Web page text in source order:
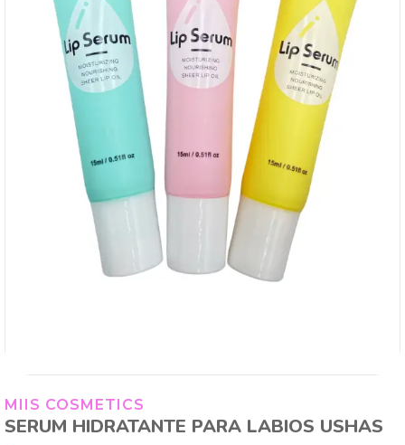
MIIS COSMETICS
SERUM HIDRATANTE PARA LABIOS USHAS